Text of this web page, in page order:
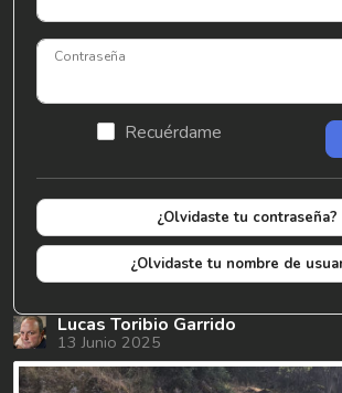
Contraseña
Recuérdame
¿Olvidaste tu contraseña?
¿Olvidaste tu nombre de
Lucas Toribio Garrido
13 Junio 2025